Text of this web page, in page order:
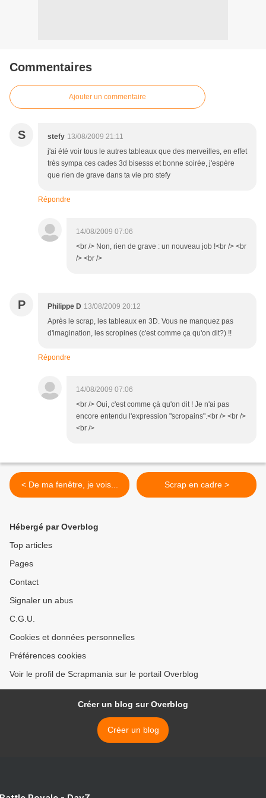
Commentaires
Ajouter un commentaire
S stefy 13/08/2009 21:11
j'ai été voir tous le autres tableaux que des merveilles, en effet
très sympa ces cades 3d bisesss et bonne soirée, j'espère
que rien de grave dans ta vie pro stefy
Répondre
14/08/2009 07:06
<br /> Non, rien de grave : un nouveau job !<br /> <br
/> <br />
P Philippe D 13/08/2009 20:12
Après le scrap, les tableaux en 3D. Vous ne manquez pas
d'imagination, les scropines (c'est comme ça qu'on dit?) !!
Répondre
14/08/2009 07:06
<br /> Oui, c'est comme çà qu'on dit ! Je n'ai pas
encore entendu l'expression "scropains".<br /> <br />
<br />
< De ma fenêtre, je vois... Scrap en cadre >
Hébergé par Overblog
Top articles
Pages
Contact
Signaler un abus
C.G.U.
Cookies et données personnelles
Préférences cookies
Voir le profil de Scrapmania sur le portail Overblog
Créer un blog sur Overblog
Créer un blog